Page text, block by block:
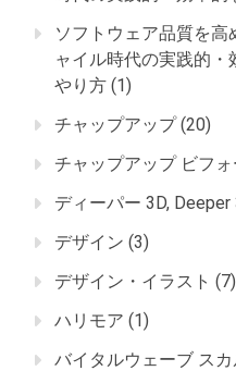
ソフトウェア品質を
ャイル時代の実践的
やり方 (1)
チャップアップ(20)
チャップアップ ビフ
ディーパー 3D, Deeper
デザイン (3)
デザイン・イラスト (7)
ハリモア (1)
バイタルウェーブ ス